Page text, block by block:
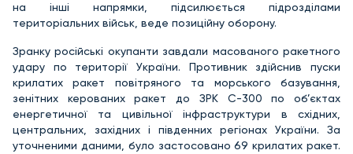
на інші напрямки, підсилюється підрозділами
територіальних військ, веде позиційну оборону.
Зранку російські окупанти завдали масованого ракетного
удару по території України. Противник здійснив пуски
крилатих ракет повітряного та морського базування,
зенітних керованих ракет до ЗРК С-300 по об’єктах
енергетичної та цивільної інфраструктури в східних,
центральних, західних і південних регіонах України. За
уточненими даними, було застосовано 69 крилатих ракет.